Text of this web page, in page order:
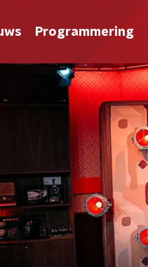
Programmering